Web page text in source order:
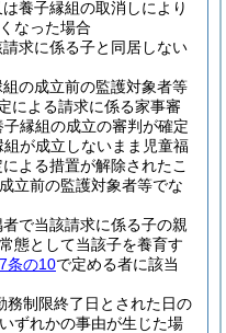
養子縁組の取消しにより
なった場合
求に係る子と同居しない
の成立前の監護対象者等
による請求に係る家事審
子縁組の成立の審判が確定
組が成立しないまま児童福
よる措置が解除されたこ
立前の監護対象者等でな
で当該請求に係る子の親
態として当該子を養育す
条の10で定める者に該当
務制限終了日とされた日の
ずれかの事由が生じた場